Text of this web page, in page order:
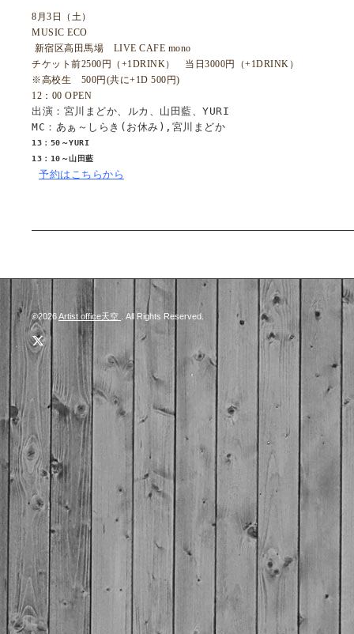
8月3日（土）
MUSIC ECO
新宿区高田馬場 LIVE CAFE mono
チケット前2500円（+1DRINK） 当日3000円（+1DRINK）
※高校生 500円(共に+1D 500円)
12：00 OPEN
出演：宮川まどか、ルカ、山田藍、YURI
MC：あぁ～しらき(お休み),宮川まどか
13：50～YURI
13：10～山田藍
予約はこちらから
©2026Artist office天空 . All Rights Reserved.